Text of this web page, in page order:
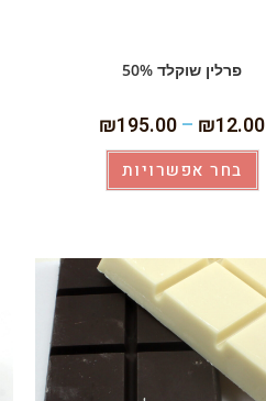
פרלין שוקלד 50%
₪12.00
–
₪195.00
בחר אפשרויות